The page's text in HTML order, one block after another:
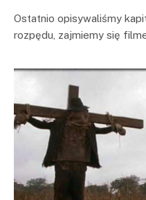
Ostatnio opisywaliśmy
rozpędu, zajmiemy się